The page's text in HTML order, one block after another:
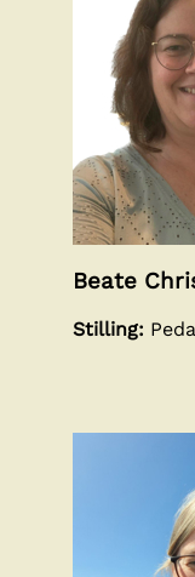
Beate
Stilling: